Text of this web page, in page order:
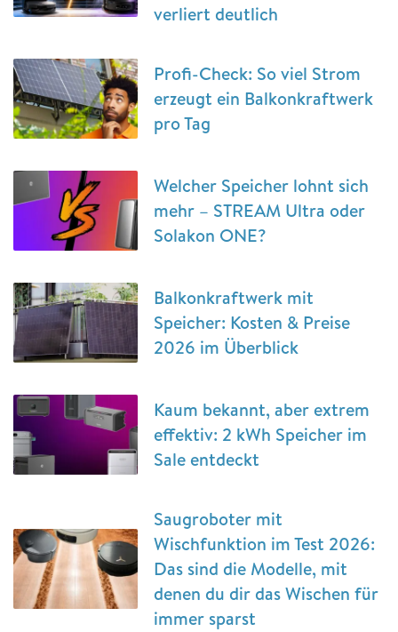
verliert deutlich
Profi-Check: So viel Strom
erzeugt ein Balkonkraftwerk
pro Tag
Welcher Speicher lohnt sich
mehr – STREAM Ultra oder
Solakon ONE?
Balkonkraftwerk mit
Speicher: Kosten & Preise
2026 im Überblick
Kaum bekannt, aber extrem
effektiv: 2 kWh Speicher im
Sale entdeckt
Saugroboter mit
Wischfunktion im Test 2026:
Das sind die Modelle, mit
denen du dir das Wischen für
immer sparst